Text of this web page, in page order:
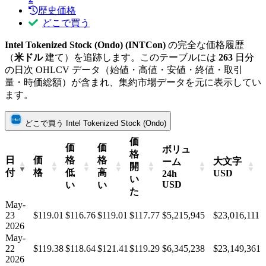
歴史価格
どこで買う
Intel Tokenized Stock (Ondo) (INTCon) の完全な価格履歴
（米ドル建て）を追跡します。このテーブルには 263 日分
の日次 OHLCV データ（始値・高値・安値・終値・取引
量・時価総額）が含まれ、集約市場データを元に表示してい
ます。
どこで買う Intel Tokenized Stock (Ondo)
日
付
価
格
価
格
低
い
価
格
高
い
価
格
開
い
た
ボリュ
ーム
24h
USD
大文字
USD
May-
23
2026
$119.01 $116.76$119.01 $117.77 $5,215,945 $23,016,111
May-
22
2026
$119.38$118.64$121.41 $119.29 $6,345,238 $23,149,361